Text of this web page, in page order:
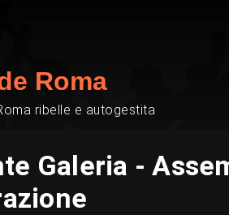
Roma
ribelle e autogestita
Galeria -